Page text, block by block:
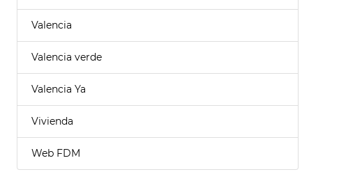
Valencia
Valencia verde
Valencia Ya
Vivienda
Web FDM